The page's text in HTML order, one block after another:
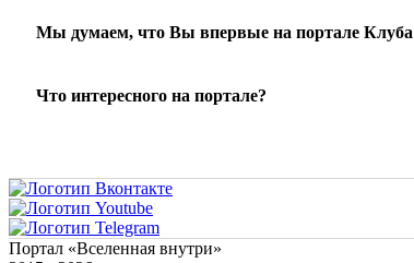
Мы думаем, что Вы впервые на портале Клуба
Что интересного на портале?
Портал «Вселенная внутри»